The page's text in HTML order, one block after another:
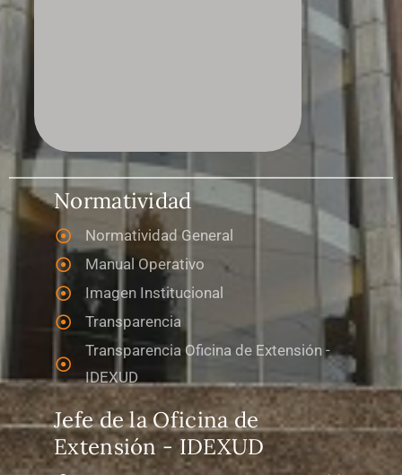
Normatividad
Normatividad General
Manual Operativo
Imagen Institucional
Transparencia
Transparencia Oficina de Extensión -
IDEXUD
Jefe de la Oficina de
Extensión - IDEXUD